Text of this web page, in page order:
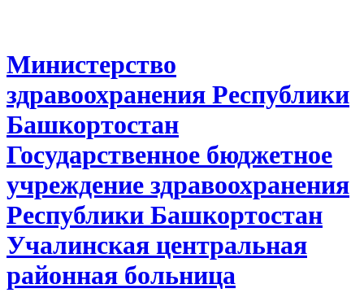
Министерство
здравоохранения Республики
Башкортостан
Государственное бюджетное
учреждение здравоохранения
Республики Башкортостан
Учалинская центральная
районная больница